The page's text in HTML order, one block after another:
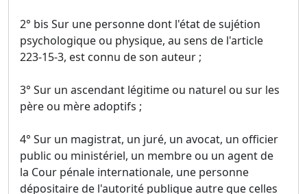
2° bis Sur une personne dont l'état de sujétion
psychologique ou physique, au sens de l'article
223-15-3, est connu de son auteur ;
3° Sur un ascendant légitime ou naturel ou sur les
père ou mère adoptifs ;
4° Sur un magistrat, un juré, un avocat, un officier
public ou ministériel, un membre ou un agent de
la Cour pénale internationale, une personne
dépositaire de l'autorité publique autre que celles